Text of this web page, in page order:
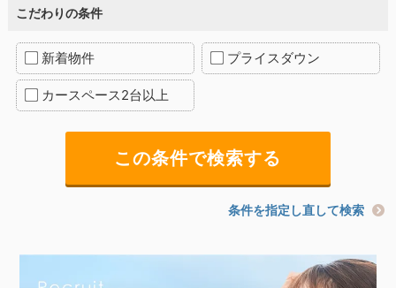
こだわりの条件
新着物件 プライスダウン
カースペース2台以上
条件を指定し直して検索